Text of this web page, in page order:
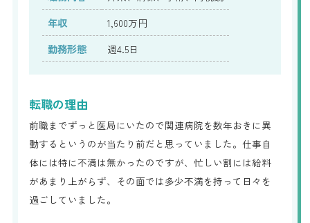
年収 1,600万円
勤務形態 週4.5日
転職の理由
前職までずっと医局にいたので関連病院を数年おきに異
動するというのが当たり前だと思っていました。仕事自
体には特に不満は無かったのですが、忙しい割には給料
があまり上がらず、その面では多少不満を持って日々を
過ごしていました。